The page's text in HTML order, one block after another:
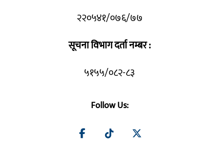
२२०५४१/०७६/७७
सूचना विभाग दर्ता नम्बर :
५१५५/०८२-८३
Follow Us: